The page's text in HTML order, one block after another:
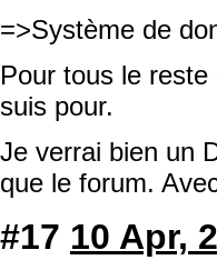
=>Système de
Pour tous le
suis pour.
Je verrai bien un
que le forum.
#17 10 Apr,